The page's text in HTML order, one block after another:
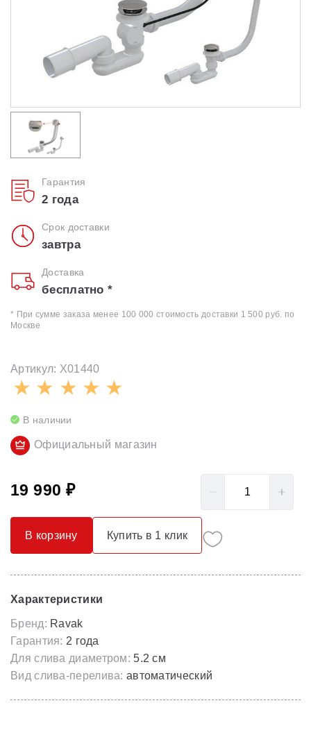
Душевые каналы
Умывальники
Средства ухода
Гарантия
2 года
Срок доставки
завтра
Доставка
бесплатно *
* При сумме заказа менее 100 000 стоимость доставки 1 500 руб. по
Москве
Артикул: X01440
В наличии
Официальный магазин
19 990 ₽
В корзину Купить в 1 клик
Характеристики
Бренд: Ravak
Гарантия: 2 года
Для слива диаметром: 5.2 см
Вид слива-перелива: автоматический